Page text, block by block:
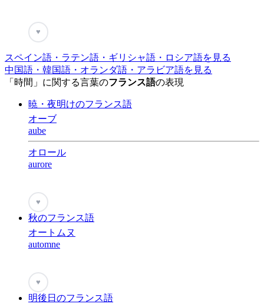
♥
スペイン語・ラテン語・ギリシャ語・ロシア語を見る
中国語・韓国語・オランダ語・アラビア語を見る
「時間」に関する言葉のフランス語の表現
暁・夜明けのフランス語
オーブ
aube
オロール
aurore
♥
秋のフランス語
オートムヌ
automne
♥
明後日のフランス語